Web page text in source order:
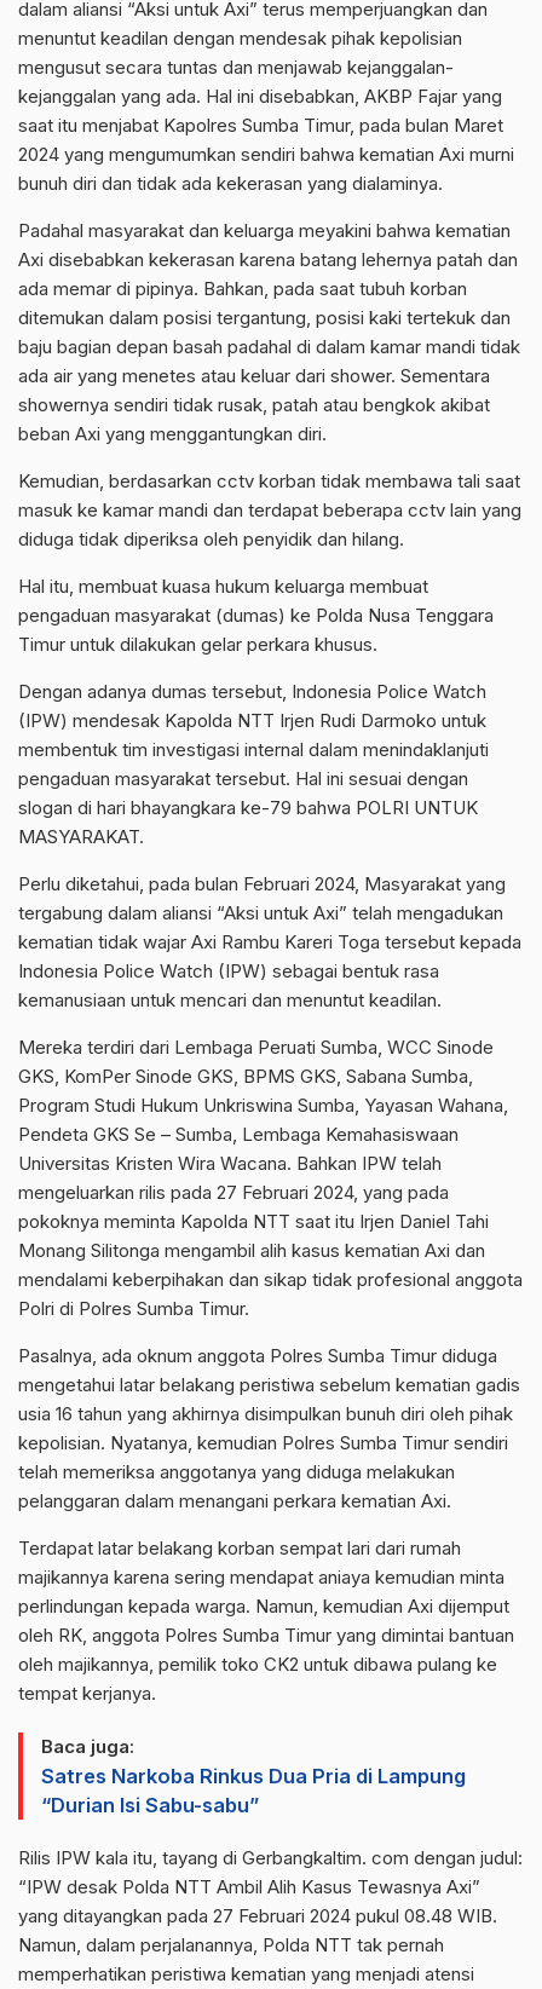
dalam aliansi “Aksi untuk Axi” terus memperjuangkan dan
menuntut keadilan dengan mendesak pihak kepolisian
mengusut secara tuntas dan menjawab kejanggalan-
kejanggalan yang ada. Hal ini disebabkan, AKBP Fajar yang
saat itu menjabat Kapolres Sumba Timur, pada bulan Maret
2024 yang mengumumkan sendiri bahwa kematian Axi murni
bunuh diri dan tidak ada kekerasan yang dialaminya.
Padahal masyarakat dan keluarga meyakini bahwa kematian
Axi disebabkan kekerasan karena batang lehernya patah dan
ada memar di pipinya. Bahkan, pada saat tubuh korban
ditemukan dalam posisi tergantung, posisi kaki tertekuk dan
baju bagian depan basah padahal di dalam kamar mandi tidak
ada air yang menetes atau keluar dari shower. Sementara
showernya sendiri tidak rusak, patah atau bengkok akibat
beban Axi yang menggantungkan diri.
Kemudian, berdasarkan cctv korban tidak membawa tali saat
masuk ke kamar mandi dan terdapat beberapa cctv lain yang
diduga tidak diperiksa oleh penyidik dan hilang.
Hal itu, membuat kuasa hukum keluarga membuat
pengaduan masyarakat (dumas) ke Polda Nusa Tenggara
Timur untuk dilakukan gelar perkara khusus.
Dengan adanya dumas tersebut, Indonesia Police Watch
(IPW) mendesak Kapolda NTT Irjen Rudi Darmoko untuk
membentuk tim investigasi internal dalam menindaklanjuti
pengaduan masyarakat tersebut. Hal ini sesuai dengan
slogan di hari bhayangkara ke-79 bahwa POLRI UNTUK
MASYARAKAT.
Perlu diketahui, pada bulan Februari 2024, Masyarakat yang
tergabung dalam aliansi “Aksi untuk Axi” telah mengadukan
kematian tidak wajar Axi Rambu Kareri Toga tersebut kepada
Indonesia Police Watch (IPW) sebagai bentuk rasa
kemanusiaan untuk mencari dan menuntut keadilan.
Mereka terdiri dari Lembaga Peruati Sumba, WCC Sinode
GKS, KomPer Sinode GKS, BPMS GKS, Sabana Sumba,
Program Studi Hukum Unkriswina Sumba, Yayasan Wahana,
Pendeta GKS Se – Sumba, Lembaga Kemahasiswaan
Universitas Kristen Wira Wacana. Bahkan IPW telah
mengeluarkan rilis pada 27 Februari 2024, yang pada
pokoknya meminta Kapolda NTT saat itu Irjen Daniel Tahi
Monang Silitonga mengambil alih kasus kematian Axi dan
mendalami keberpihakan dan sikap tidak profesional anggota
Polri di Polres Sumba Timur.
Pasalnya, ada oknum anggota Polres Sumba Timur diduga
mengetahui latar belakang peristiwa sebelum kematian gadis
usia 16 tahun yang akhirnya disimpulkan bunuh diri oleh pihak
kepolisian. Nyatanya, kemudian Polres Sumba Timur sendiri
telah memeriksa anggotanya yang diduga melakukan
pelanggaran dalam menangani perkara kematian Axi.
Terdapat latar belakang korban sempat lari dari rumah
majikannya karena sering mendapat aniaya kemudian minta
perlindungan kepada warga. Namun, kemudian Axi dijemput
oleh RK, anggota Polres Sumba Timur yang dimintai bantuan
oleh majikannya, pemilik toko CK2 untuk dibawa pulang ke
tempat kerjanya.
Baca juga:
Satres Narkoba Rinkus Dua Pria di Lampung
“Durian Isi Sabu-sabu”
Rilis IPW kala itu, tayang di Gerbangkaltim. com dengan judul:
“IPW desak Polda NTT Ambil Alih Kasus Tewasnya Axi”
yang ditayangkan pada 27 Februari 2024 pukul 08.48 WIB.
Namun, dalam perjalanannya, Polda NTT tak pernah
memperhatikan peristiwa kematian yang menjadi atensi